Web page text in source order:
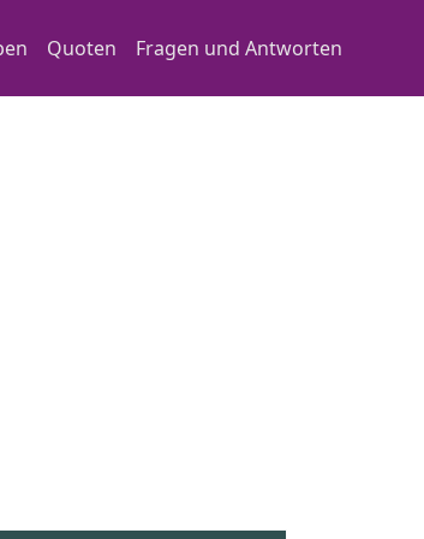
Quoten Fragen und Antworten